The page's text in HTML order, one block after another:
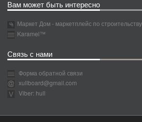
Вам может быть интересно
Маркет Дом - маркетплейс по
Karamel™
Связь с нами
Форма обратной связи
xullboard@gmail.com
Viber: hull